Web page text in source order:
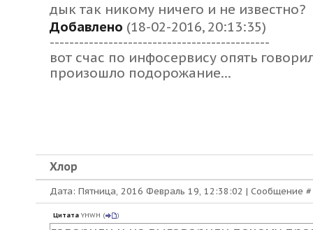
дык так никому ничего и не известно?
Добавлено (18-02-2016, 20:13:35)
---------------------------------------------
вот счас по инфосервису опять
произошло подорожание...
Хлор
Дата: Пятница, 2016 Февраль 19, 12:38:02 | Сообщение
Цитата YHWH ( )